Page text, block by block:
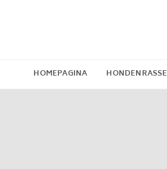
HOMEPAGINA